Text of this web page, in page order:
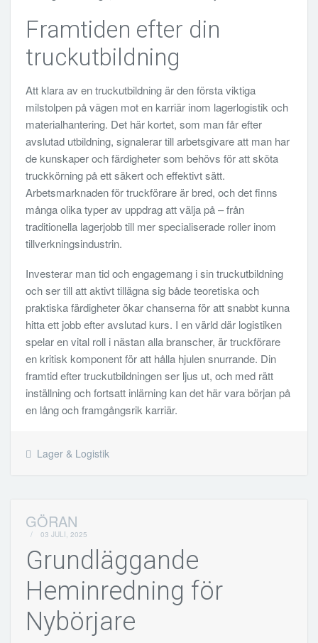
Framtiden efter din
truckutbildning
Att klara av en truckutbildning är den första viktiga
milstolpen på vägen mot en karriär inom lagerlogistik och
materialhantering. Det här kortet, som man får efter
avslutad utbildning, signalerar till arbetsgivare att man har
de kunskaper och färdigheter som behövs för att sköta
truckkörning på ett säkert och effektivt sätt.
Arbetsmarknaden för truckförare är bred, och det finns
många olika typer av uppdrag att välja på – från
traditionella lagerjobb till mer specialiserade roller inom
tillverkningsindustrin.
Investerar man tid och engagemang i sin truckutbildning
och ser till att aktivt tillägna sig både teoretiska och
praktiska färdigheter ökar chanserna för att snabbt kunna
hitta ett jobb efter avslutad kurs. I en värld där logistiken
spelar en vital roll i nästan alla branscher, är truckförare
en kritisk komponent för att hålla hjulen snurrande. Din
framtid efter truckutbildningen ser ljus ut, och med rätt
inställning och fortsatt inlärning kan det här vara början på
en lång och framgångsrik karriär.
Lager & Logistik
GÖRAN
/ 03 JULI, 2025
Grundläggande
Heminredning för
Nybörjare